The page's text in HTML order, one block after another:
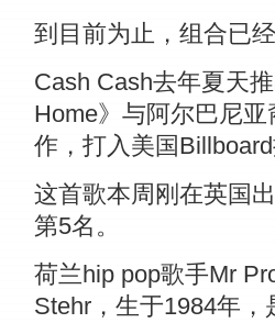
到目前为止，组合已
Cash Cash去年夏天
Home》与阿尔巴尼
作，打入美国Billboard
这首歌本周刚在英国
第5名。
荷兰hip pop歌手Mr
Stehr，生于1984年